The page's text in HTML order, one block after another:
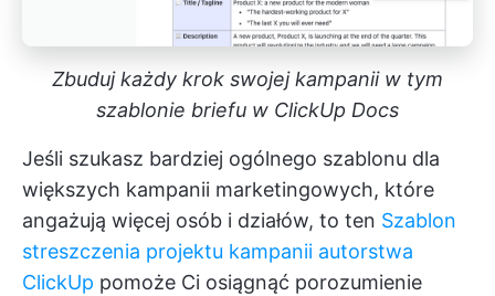
Zbuduj każdy krok swojej kampanii w tym
szablonie briefu w ClickUp Docs
Jeśli szukasz bardziej ogólnego szablonu dla
większych kampanii marketingowych, które
angażują więcej osób i działów, to ten Szablon
streszczenia projektu kampanii autorstwa
ClickUp pomoże Ci osiągnąć porozumienie